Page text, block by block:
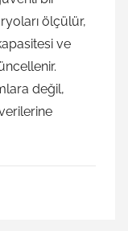
ölçülür,
ve
değil,